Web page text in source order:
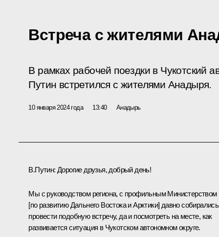
Встреча с жителями
В рамках рабочей поездки в Чукотский
Путин встретился с жителями Анадыря.
10 января 2024 года 13:40 Анадырь
В.Путин: Дорогие друзья, добрый день!
Мы с руководством региона, с профильным Министерством
[по развитию Дальнего Востока и Арктики] давно собирались
провести подобную встречу, да и посмотреть на месте, как
развивается ситуация в Чукотском автономном округе.